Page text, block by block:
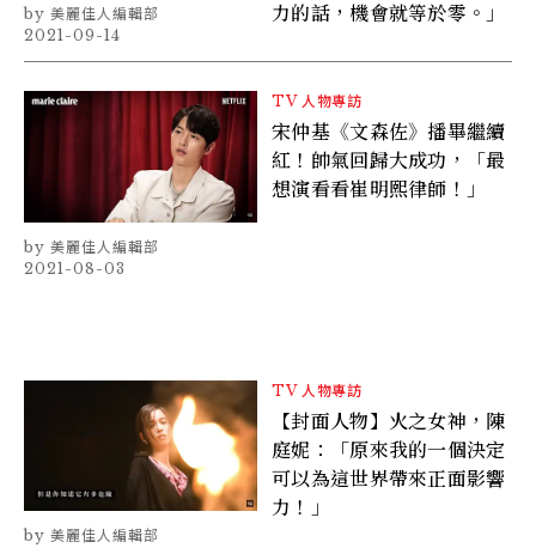
力的話，機會就等於零。」
美麗佳人編輯部
2021-09-14
TV 人物專訪
宋仲基《文森佐》播畢繼續
紅！帥氣回歸大成功，「最
想演看看崔明熙律師！」
美麗佳人編輯部
2021-08-03
TV 人物專訪
【封面人物】火之女神，陳
庭妮：「原來我的一個決定
可以為這世界帶來正面影響
力！」
美麗佳人編輯部